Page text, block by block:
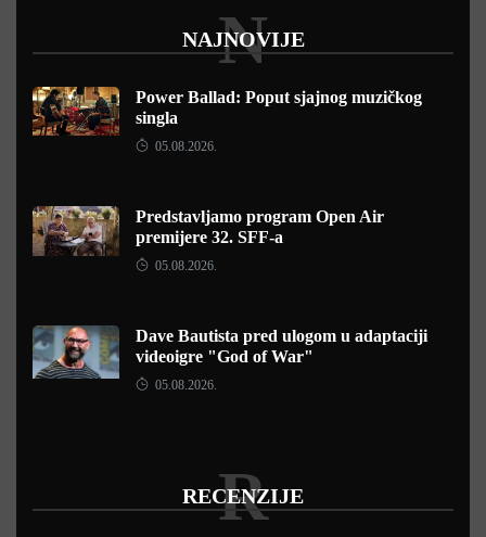
NAJNOVIJE
N
Power Ballad: Poput sjajnog muzičkog
singla
05.08.2026.
Predstavljamo program Open Air
premijere 32. SFF-a
05.08.2026.
Dave Bautista pred ulogom u adaptaciji
videoigre "God of War"
05.08.2026.
RECENZIJE
R